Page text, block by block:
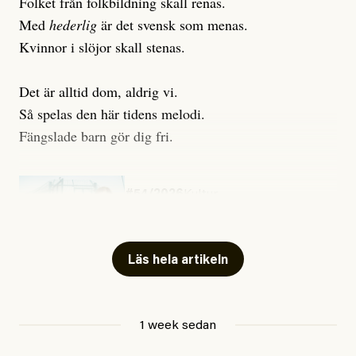
Med hederlig är det svensk som menas.
Kvinnor i slöjor skall stenas.
Det är alltid dom, aldrig vi.
Så spelas den här tidens melodi.
Fängslade barn gör dig fri.
Läs hela artikeln
1 week sedan